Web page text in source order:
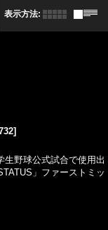
表示方法:
]
生野球公式試合で使用出
」ファーストミッ